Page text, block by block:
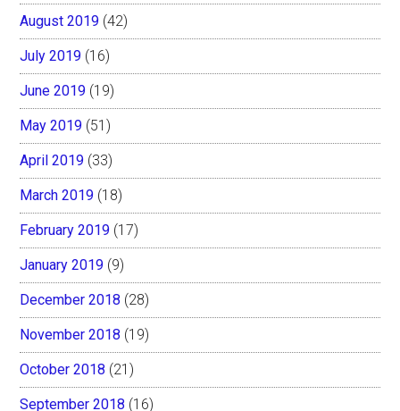
August 2019 (42)
July 2019 (16)
June 2019 (19)
May 2019 (51)
April 2019 (33)
March 2019 (18)
February 2019 (17)
January 2019 (9)
December 2018 (28)
November 2018 (19)
October 2018 (21)
September 2018 (16)